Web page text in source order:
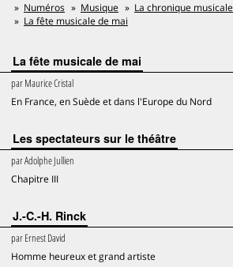
Numéros Musique
La chronique musicale
La fête musicale de mai
La fête musicale de mai
parMaurice Cristal
En France, en Suède et dans l'Europe du Nord
Les spectateurs sur le théâtre
parAdolphe Jullien
Chapitre III
J.-C.-H. Rinck
parErnest David
Homme heureux et grand artiste